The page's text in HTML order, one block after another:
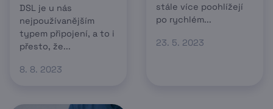
DSL je u nás
nejpoužívanějším
typem připojení, a to i
přesto, že...
8. 8. 2023
stále více poohlížejí
po rychlém...
23. 5. 2023